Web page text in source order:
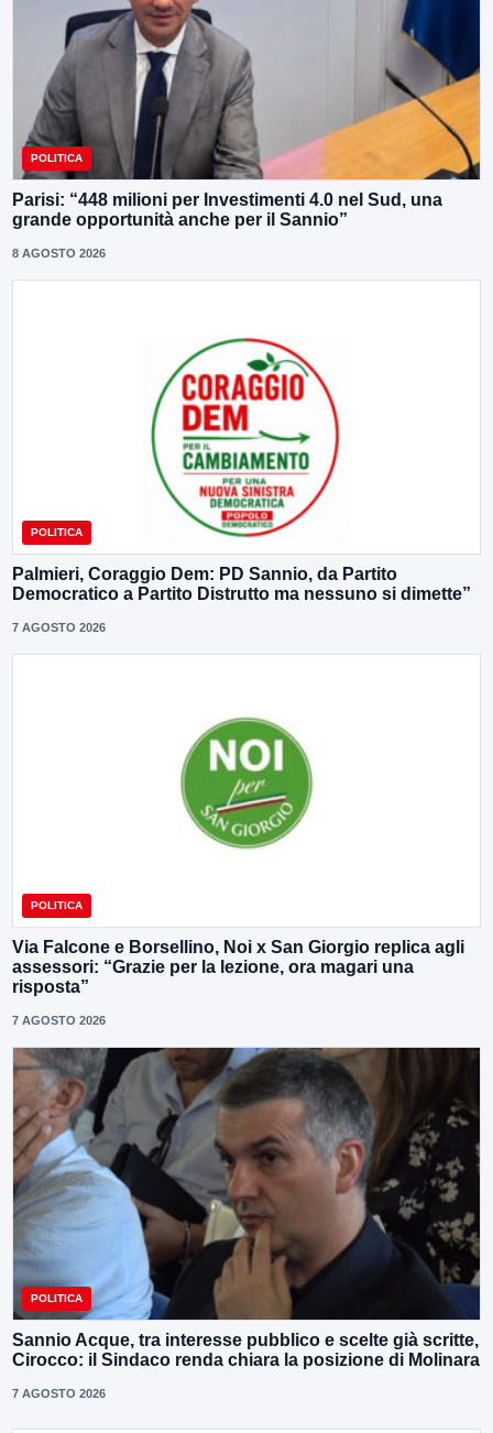
POLITICA
Parisi: “448 milioni per Investimenti 4.0 nel Sud, una
grande opportunità anche per il Sannio”
8 AGOSTO 2026
POLITICA
Palmieri, Coraggio Dem: PD Sannio, da Partito
Democratico a Partito Distrutto ma nessuno si dimette”
7 AGOSTO 2026
POLITICA
Via Falcone e Borsellino, Noi x San Giorgio replica agli
assessori: “Grazie per la lezione, ora magari una
risposta”
7 AGOSTO 2026
POLITICA
Sannio Acque, tra interesse pubblico e scelte già scritte,
Cirocco: il Sindaco renda chiara la posizione di Molinara
7 AGOSTO 2026